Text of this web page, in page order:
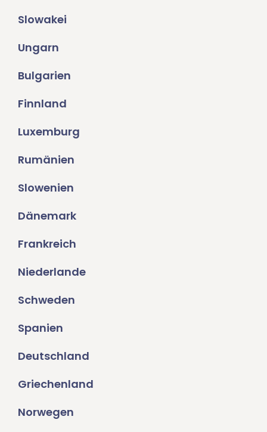
Slowakei
Ungarn
Bulgarien
Finnland
Luxemburg
Rumänien
Slowenien
Dänemark
Frankreich
Niederlande
Schweden
Spanien
Deutschland
Griechenland
Norwegen